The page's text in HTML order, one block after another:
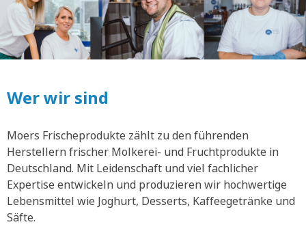
Wer wir sind
Moers Frischeprodukte zählt zu den führenden
Herstellern frischer Molkerei- und Fruchtprodukte in
Deutschland. Mit Leidenschaft und viel fachlicher
Expertise entwickeln und produzieren wir hochwertige
Lebensmittel wie Joghurt, Desserts, Kaffeegetränke und
Säfte.